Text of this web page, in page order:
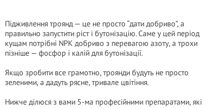
Підживлення троянд — це не просто “дати добриво”, а
правильно запустити ріст і бутонізацію. Саме у цей період
кущам потрібні NPK добриво з перевагою азоту, а трохи
пізніше — фосфор і калій для бутонізації.
Якщо зробити все грамотно, троянди будуть не просто
зеленими, а дадуть рясне, тривале цвітіння.
Нижче ділюся з вами 5-ма професійними препаратами, які